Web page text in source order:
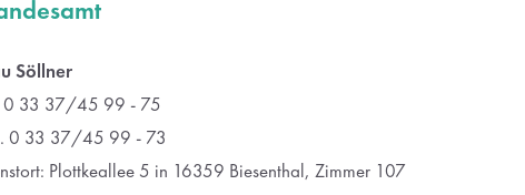
Söllner
0 33 37/45 99 - 75
0 33 37/45 99 - 73
Plottkeallee 5 in 16359 Biesenthal, Zimmer 107